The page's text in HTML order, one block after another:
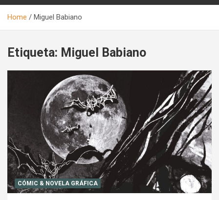
Home Miguel Babiano
Etiqueta: Miguel Babiano
CÓMIC & NOVELA GRÁFICA